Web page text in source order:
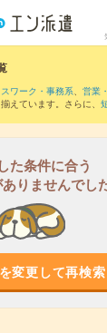
ワーク・事務系、 営業
えています。さらに、
郡など隣接エリアのお
た条件に合う
りませんでし
変更して再検索